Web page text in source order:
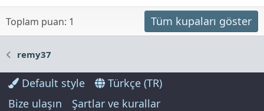
Toplam puan: 1 Tüm kupaları göster
remy37
Default style
Türkçe (TR)
Bize ulaşın
Şartlar ve kurallar